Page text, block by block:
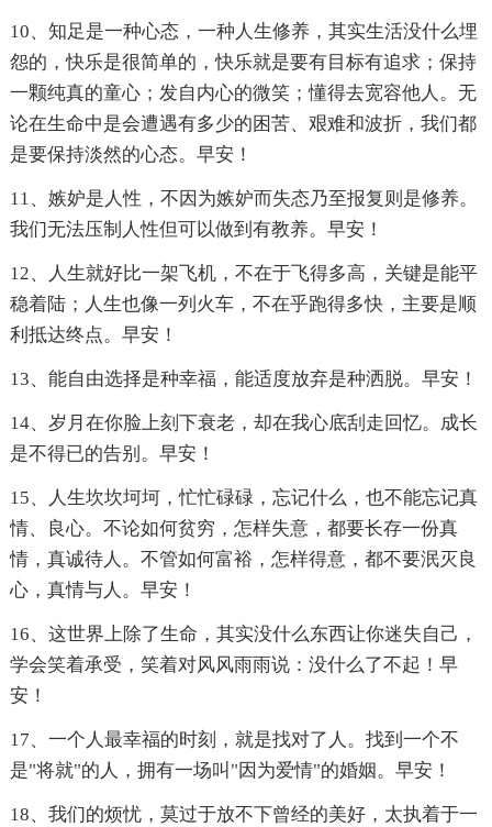
10、知足是一种心态，一种人生修养，其实生活没什么埋
怨的，快乐是很简单的，快乐就是要有目标有追求；保持
一颗纯真的童心；发自内心的微笑；懂得去宽容他人。无
论在生命中是会遭遇有多少的困苦、艰难和波折，我们都
是要保持淡然的心态。早安！
11、嫉妒是人性，不因为嫉妒而失态乃至报复则是修养。
我们无法压制人性但可以做到有教养。早安！
12、人生就好比一架飞机，不在于飞得多高，关键是能平
稳着陆；人生也像一列火车，不在乎跑得多快，主要是顺
利抵达终点。早安！
13、能自由选择是种幸福，能适度放弃是种洒脱。早安！
14、岁月在你脸上刻下衰老，却在我心底刮走回忆。成长
是不得已的告别。早安！
15、人生坎坎坷坷，忙忙碌碌，忘记什么，也不能忘记真
情、良心。不论如何贫穷，怎样失意，都要长存一份真
情，真诚待人。不管如何富裕，怎样得意，都不要泯灭良
心，真情与人。早安！
16、这世界上除了生命，其实没什么东西让你迷失自己，
学会笑着承受，笑着对风风雨雨说：没什么了不起！早
安！
17、一个人最幸福的时刻，就是找对了人。找到一个不
是"将就"的人，拥有一场叫"因为爱情"的婚姻。早安！
18、我们的烦忧，莫过于放不下曾经的美好，太执着于一